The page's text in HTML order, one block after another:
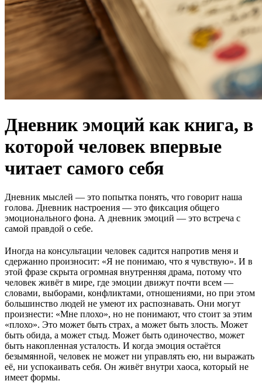
Дневник эмоций как книга, в
которой человек впервые
читает самого себя
Дневник мыслей — это попытка понять, что говорит наша
голова. Дневник настроения — это фиксация общего
эмоционального фона. А дневник эмоций — это встреча с
самой правдой о себе.
Иногда на консультации человек садится напротив меня и
сдержанно произносит: «Я не понимаю, что я чувствую». И в
этой фразе скрыта огромная внутренняя драма, потому что
человек живёт в мире, где эмоции движут почти всем —
словами, выборами, конфликтами, отношениями, но при этом
большинство людей не умеют их распознавать. Они могут
произнести: «Мне плохо», но не понимают, что стоит за этим
«плохо». Это может быть страх, а может быть злость. Может
быть обида, а может стыд. Может быть одиночество, может
быть накопленная усталость. И когда эмоция остаётся
безымянной, человек не может ни управлять ею, ни выражать
её, ни успокаивать себя. Он живёт внутри хаоса, который не
имеет формы.